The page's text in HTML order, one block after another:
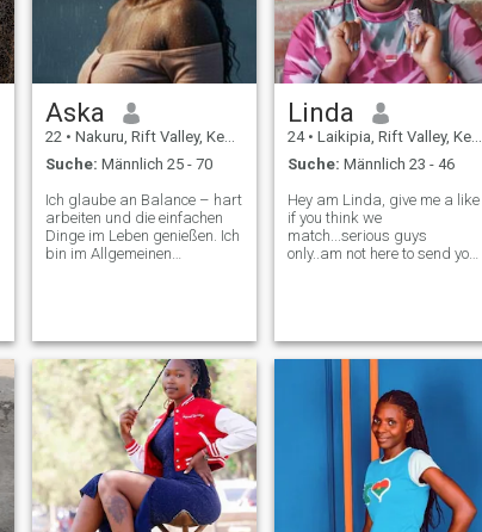
Teilen. Ich möchte mein
goldenes Jahr mit meinem
besten Freund teilen, jemand
mit den gleichen Werten wie
meine.
Aska
22 • Nakuru, Rift Valley, Kenia
Suche: Männlich 25 - 70
Ich glaube an Balance – hart
arbeiten und die einfachen
Dinge im Leben genießen. Ich
bin im Allgemeinen
loyal, lustig, locker
beschreiben und ich schätze
gute Gespräche, einen guten
Sinn für Humor und
authentische Menschen
Linda
24 • Laikipia, Rift Valley, Kenia
Suche: Männlich 23 - 46
Hey am Linda, give me a like
if you think we
match...serious guys
only..am not here to send you
watching
movies,cooking...ooh and
also i'm an i